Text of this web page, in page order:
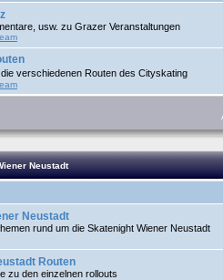
usw. zu Grazer Veranstaltungen
verschiedenen Routen des Cityskating
Neustadt
Neustadt
rund um die Skatenight Wiener Neustadt
Routen
zu den einzelnen rollouts